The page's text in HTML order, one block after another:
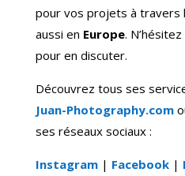
pour vos projets à travers
aussi en Europe.
pour en discuter.
Découvrez tous ses
Juan-Photography.com
ses réseaux sociaux :
Instagram| Facebook|